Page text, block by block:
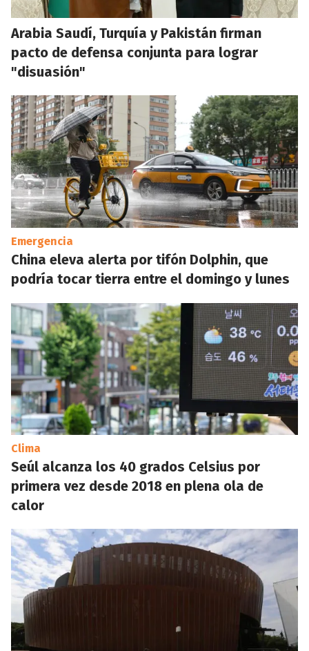
Arabia Saudí, Turquía y Pakistán firman
pacto de defensa conjunta para lograr
"disuasión"
Emergencia
China eleva alerta por tifón Dolphin, que
podría tocar tierra entre el domingo y lunes
Clima
Seúl alcanza los 40 grados Celsius por
primera vez desde 2018 en plena ola de
calor